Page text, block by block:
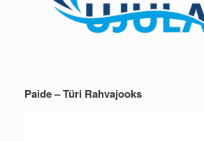
Paide – Türi Rahvajooks